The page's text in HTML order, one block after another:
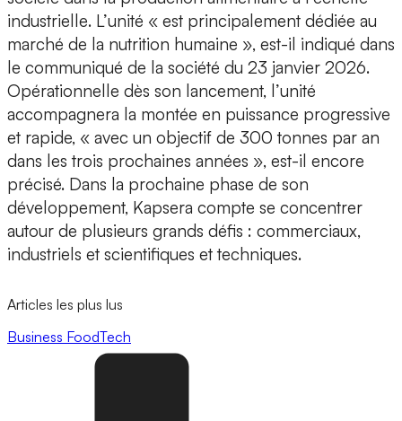
industrielle. L’unité « est principalement dédiée au
marché de la nutrition humaine », est-il indiqué dans
le communiqué de la société du 23 janvier 2026.
Opérationnelle dès son lancement, l’unité
accompagnera la montée en puissance progressive
et rapide, « avec un objectif de 300 tonnes par an
dans les trois prochaines années », est-il encore
précisé. Dans la prochaine phase de son
développement, Kapsera compte se concentrer
autour de plusieurs grands défis : commerciaux,
industriels et scientifiques et techniques.
Articles les plus lus
Business FoodTech